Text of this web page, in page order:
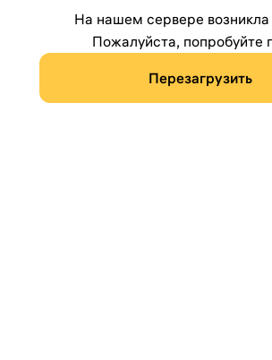
На нашем сервере
Пожалуйста, попробуйте
Перезагрузить